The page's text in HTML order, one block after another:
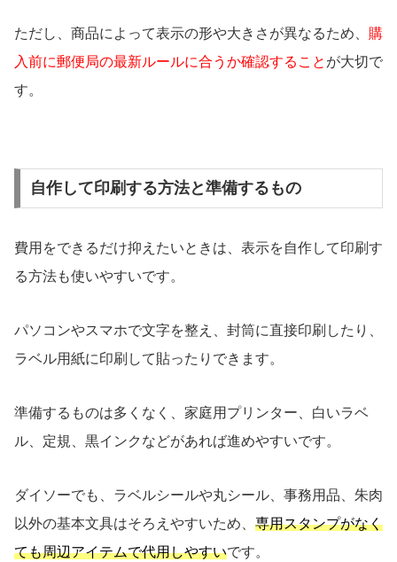
ただし、商品によって表示の形や大きさが異なるため、 購
入前に郵便局の最新ルールに合うか確認すること が大切で
す。
自作して印刷する方法と準備するもの
費用をできるだけ抑えたいときは、表示を自作して印刷す
る方法も使いやすいです。
パソコンやスマホで文字を整え、封筒に直接印刷したり、
ラベル用紙に印刷して貼ったりできます。
準備するものは多くなく、家庭用プリンター、白いラベ
ル、定規、黒インクなどがあれば進めやすいです。
ダイソーでも、ラベルシールや丸シール、事務用品、朱肉
以外の基本文具はそろえやすいため、 専用スタンプがなく
ても周辺アイテムで代用しやすいです。